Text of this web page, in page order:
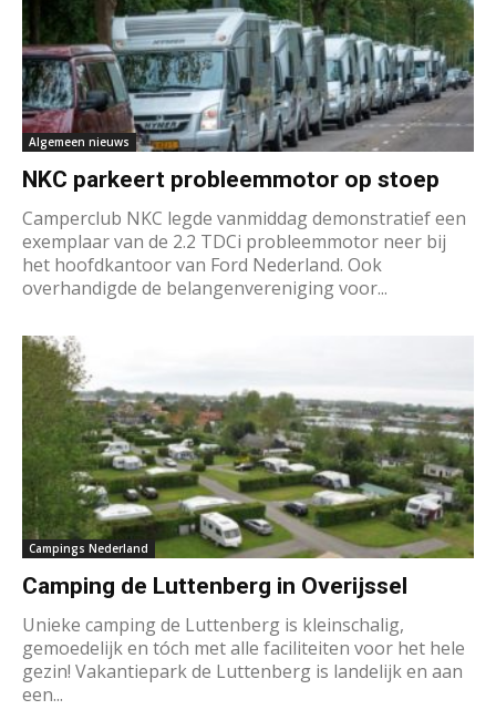
Algemeen nieuws
NKC parkeert probleemmotor op stoep
Camperclub NKC legde vanmiddag demonstratief een
exemplaar van de 2.2 TDCi probleemmotor neer bij
het hoofdkantoor van Ford Nederland. Ook
overhandigde de belangenvereniging voor...
Campings Nederland
Camping de Luttenberg in Overijssel
Unieke camping de Luttenberg is kleinschalig,
gemoedelijk en tóch met alle faciliteiten voor het hele
gezin! Vakantiepark de Luttenberg is landelijk en aan
een...